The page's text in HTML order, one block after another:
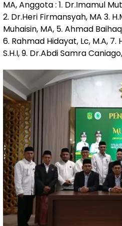
MA, Anggota : 1. Dr.Imamul
2. Dr.Heri Firmansyah, MA 3.
Muhaisin, MA, 5. Ahmad
6. Rahmad Hidayat, Lc, M.A, 7.
S.H.I, 9. Dr.Abdi Samra